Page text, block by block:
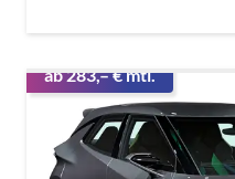
ab 283,– € mtl.